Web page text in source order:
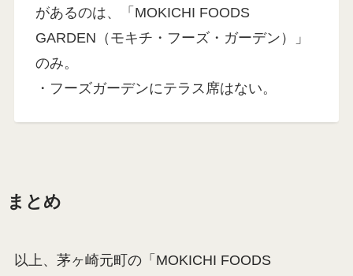
があるのは、「MOKICHI FOODS
GARDEN（モキチ・フーズ・ガーデン）」
のみ。
・フーズガーデンにテラス席はない。
まとめ
以上、茅ヶ崎元町の「MOKICHI FOODS